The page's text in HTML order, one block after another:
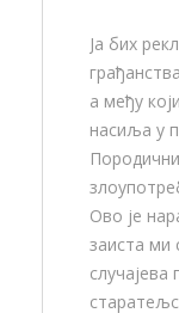
Ја бих
а међу
насиља у
Ово је
заиста ми